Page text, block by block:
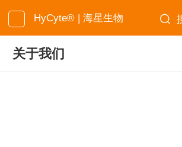
HyCyte® | 海星生物
关于我们